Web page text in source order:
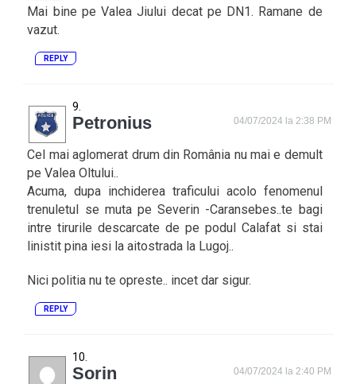
Mai bine pe Valea Jiului decat pe DN1. Ramane de
vazut.
REPLY
Petronius 04/07/2024 la 2:38 PM
Cel mai aglomerat drum din România nu mai e demult
pe Valea Oltului..
Acuma, dupa inchiderea traficului acolo fenomenul
trenuletul se muta pe Severin -Caransebes..te bagi
intre tirurile descarcate de pe podul Calafat si stai
linistit pina iesi la aitostrada la Lugoj..
Nici politia nu te opreste.. incet dar sigur.
REPLY
Sorin 04/07/2024 la 2:40 PM